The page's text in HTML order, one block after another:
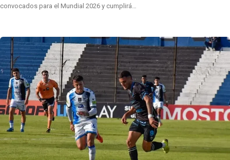
convocados para el Mundial 2026 y cumplirá…